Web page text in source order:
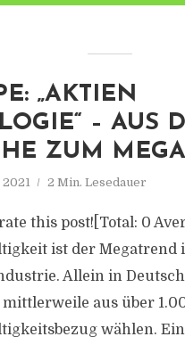
„AKTIEN
– AUS
ZUM
2021 2 Min. Lesedauer
this post![Total: 0
ist der Megatrend
Allein in
aus über
wählen.